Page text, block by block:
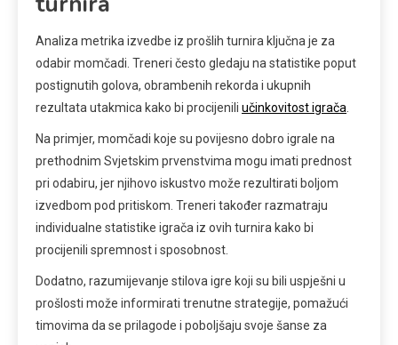
Analiza metrika izvedbe iz prošlih turnira ključna je za
odabir momčadi. Treneri često gledaju na statistike poput
postignutih golova, obrambenih rekorda i ukupnih
rezultata utakmica kako bi procijenili učinkovitost igrača
Na primjer, momčadi koje su povijesno dobro igrale na
prethodnim Svjetskim prvenstvima mogu imati prednost
pri odabiru, jer njihovo iskustvo može rezultirati boljom
izvedbom pod pritiskom. Treneri također razmatraju
individualne statistike igrača iz ovih turnira kako bi
procijenili spremnost i sposobnost.
Dodatno, razumijevanje stilova igre koji su bili uspješni u
prošlosti može informirati trenutne strategije, pomažući
timovima da se prilagode i poboljšaju svoje šanse za